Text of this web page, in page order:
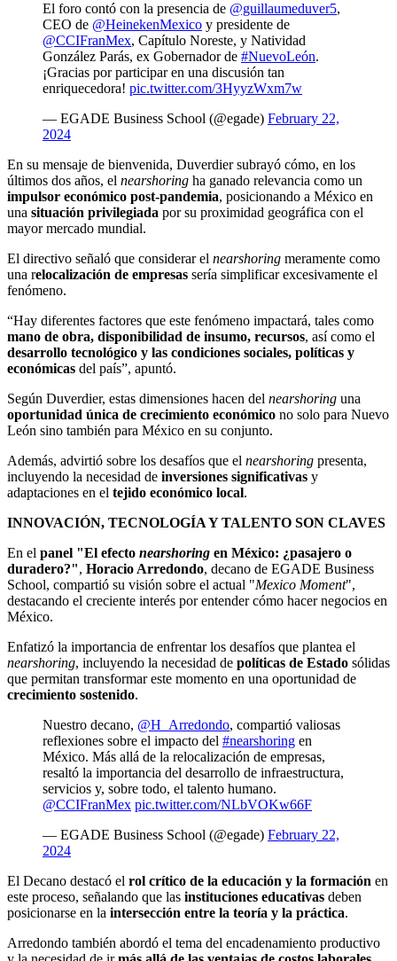
El foro contó con la presencia de @guillaumeduver5,
CEO de @HeinekenMexico y presidente de
@CCIFranMex, Capítulo Noreste, y Natividad
González Parás, ex Gobernador de #NuevoLeón.
¡Gracias por participar en una discusión tan
enriquecedora! pic.twitter.com/3HyyzWxm7w
— EGADE Business School (@egade) February 22,
2024
En su mensaje de bienvenida, Duverdier subrayó cómo, en los
últimos dos años, el nearshoring ha ganado relevancia como un
impulsor económico post-pandemia, posicionando a México en
una situación privilegiada por su proximidad geográfica con el
mayor mercado mundial.
El directivo señaló que considerar el nearshoring meramente como
una relocalización de empresas sería simplificar excesivamente el
fenómeno.
“Hay diferentes factores que este fenómeno impactará, tales como
mano de obra, disponibilidad de insumo, recursos, así como el
desarrollo tecnológico y las condiciones sociales, políticas y
económicas del país”, apuntó.
Según Duverdier, estas dimensiones hacen del nearshoring una
oportunidad única de crecimiento económico no solo para Nuevo
León sino también para México en su conjunto.
Además, advirtió sobre los desafíos que el nearshoring presenta,
incluyendo la necesidad de inversiones significativas y
adaptaciones en el tejido económico local.
INNOVACIÓN, TECNOLOGÍA Y TALENTO SON CLAVES
En el panel "El efecto nearshoring en México: ¿pasajero o
duradero?", Horacio Arredondo, decano de EGADE Business
School, compartió su visión sobre el actual "Mexico Moment",
destacando el creciente interés por entender cómo hacer negocios en
México.
Enfatizó la importancia de enfrentar los desafíos que plantea el
nearshoring, incluyendo la necesidad de políticas de Estado sólidas
que permitan transformar este momento en una oportunidad de
crecimiento sostenido.
Nuestro decano, @H_Arredondo, compartió valiosas
reflexiones sobre el impacto del #nearshoring en
México. Más allá de la relocalización de empresas,
resaltó la importancia del desarrollo de infraestructura,
servicios y, sobre todo, el talento humano.
@CCIFranMex pic.twitter.com/NLbVOKw66F
— EGADE Business School (@egade) February 22,
2024
El Decano destacó el rol crítico de la educación y la formación en
este proceso, señalando que las instituciones educativas deben
posicionarse en la intersección entre la teoría y la práctica.
Arredondo también abordó el tema del encadenamiento productivo